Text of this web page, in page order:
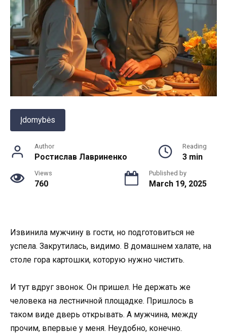
Įdomybės
Author
Ростислав Лавриненко
Reading
3 min
Views
760
Published by
March 19, 2025
Извинила мужчину в гости, но подготовиться не
успела. Закрутилась, видимо. В домашнем халате, на
столе гора картошки, которую нужно чистить.
И тут вдруг звонок. Он пришел. Не держать же
человека на лестничной площадке. Пришлось в
таком виде дверь открывать. А мужчина, между
прочим, впервые у меня. Неудобно, конечно.